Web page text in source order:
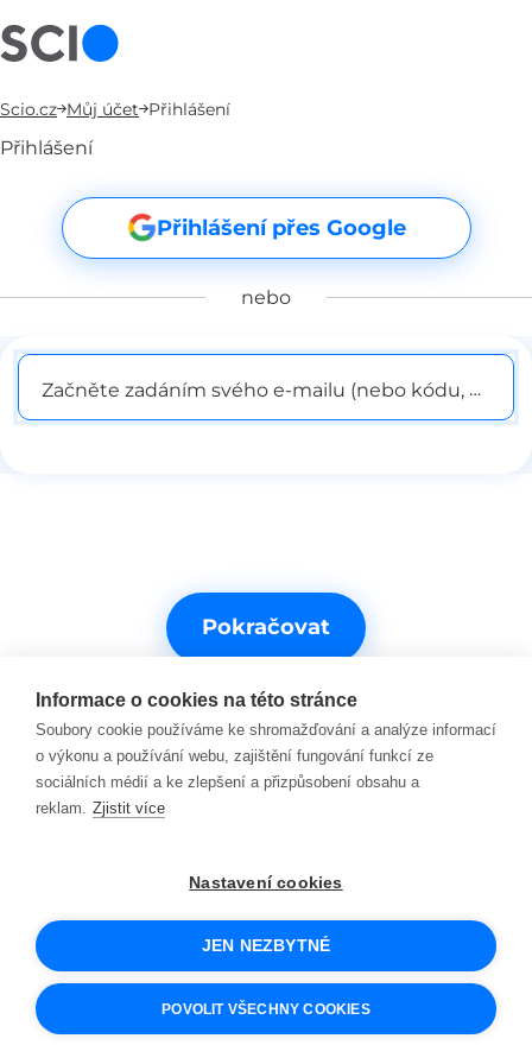
Scio.cz Můj účet Přihlášení
Přihlášení
Přihlášení přes Google
nebo
Začněte zadáním svého e-mailu (nebo kódu,
Pokračovat
Potřebujete s něčím pomoct?
Obchodní podmínky
Cookies a jak je používáme
Ochrana osobních údajů
Informace o cookies na této stránce
Soubory cookie používáme ke shromažďování a analýze informací
o výkonu a používání webu, zajištění fungování funkcí ze
sociálních médií a ke zlepšení a přizpůsobení obsahu a
reklam. Zjistit více
Nastavení cookies
JEN NEZBYTNÉ
POVOLIT VŠECHNY COOKIES